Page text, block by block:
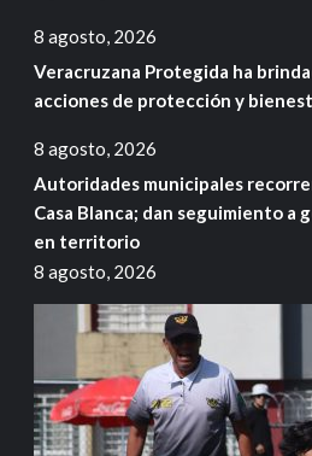
8 agosto, 2026
Veracruzana Protegida ha
acciones de protección y
8 agosto, 2026
Autoridades municipales
Casa Blanca; dan seguimiento a
en territorio
8 agosto, 2026